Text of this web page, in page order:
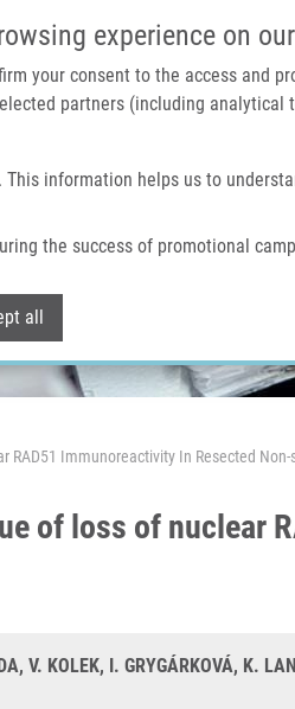
experience on
your consent to the access and
partners (including analytical
information helps us to
the success of promotional
all
Domů
RAD51 Immunoreactivity In Resected
of loss of nuclear
V. KOLEK, I. GRYGÁRKOVÁ, K.